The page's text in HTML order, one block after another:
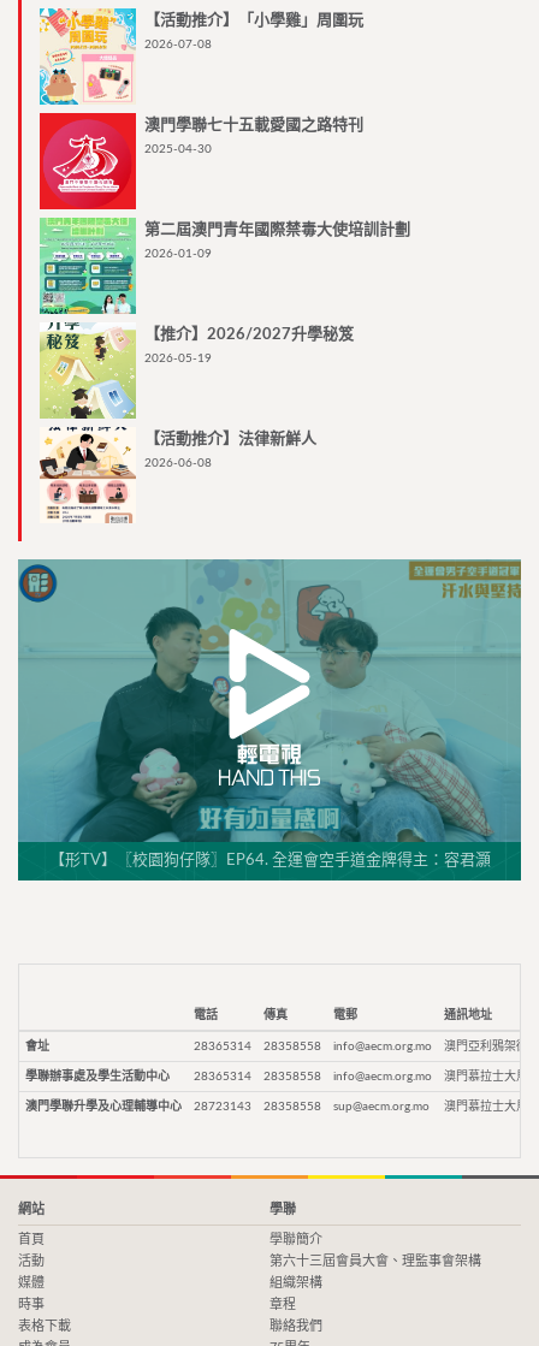
【活動推介】「小學雞」周圍玩
2026-07-08
澳門學聯七十五載愛國之路特刊
2025-04-30
第二屆澳門青年國際禁毒大使培訓計劃
2026-01-09
【推介】2026/2027升學秘笈
2026-05-19
【活動推介】法律新鮮人
2026-06-08
【形TV】〖校園狗仔隊〗EP64. 全運會空手道金牌得主：容君灝
電話 傳真 電郵 通訊地址
會址 28365314 28358558 info@aecm.org.mo 澳門亞利鴉架街9
學聯辦事處及學生活動中心 28365314 28358558 info@aecm.org.mo 澳門慕拉士大馬
澳門學聯升學及心理輔導中心 28723143 28358558 sup@aecm.org.mo 澳門慕拉士大馬
網站
首頁
活動
媒體
時事
表格下載
學聯
學聯簡介
第六十三屆會員大會、理監事會架構
組織架構
章程
聯絡我們